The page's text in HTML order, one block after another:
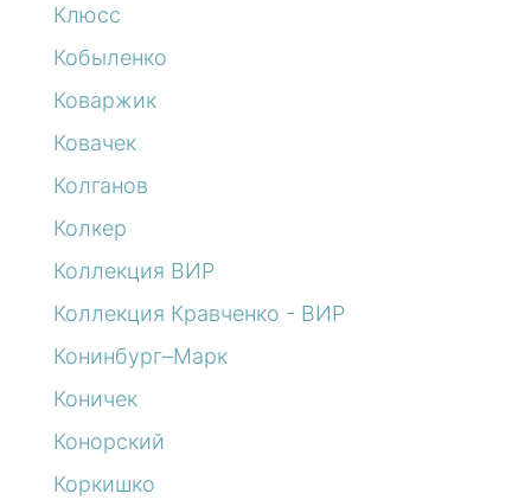
Клюсс
Кобыленко
Коваржик
Ковачек
Колганов
Колкер
Коллекция ВИР
Коллекция Кравченко - ВИР
Конинбург–Марк
Коничек
Конорский
Коркишко